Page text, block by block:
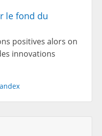
le fond du
positives alors on
innovations